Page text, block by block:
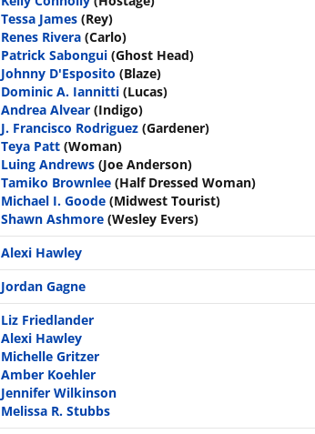
Tessa James (Rey)
Renes Rivera (Carlo)
Patrick Sabongui (Ghost Head)
Johnny D'Esposito (Blaze)
Dominic A. Iannitti (Lucas)
Andrea Alvear (Indigo)
J. Francisco Rodriguez (Gardener)
Teya Patt (Woman)
Luing Andrews (Joe Anderson)
Tamiko Brownlee (Half Dressed Woman)
Michael I. Goode (Midwest Tourist)
Shawn Ashmore (Wesley Evers)
Alexi Hawley
Jordan Gagne
Liz Friedlander
Alexi Hawley
Michelle Gritzer
Amber Koehler
Jennifer Wilkinson
Melissa R. Stubbs